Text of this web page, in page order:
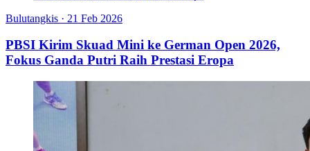
Bulutangkis · 21 Feb 2026
PBSI Kirim Skuad Mini ke German Open 2026,
Fokus Ganda Putri Raih Prestasi Eropa